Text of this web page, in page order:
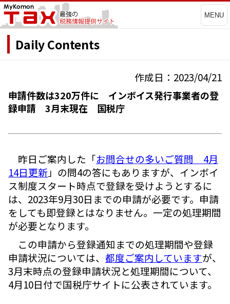
MENU
Daily Contents
作成日：2023/04/21
申請件数は320万件に インボイス発行事業者の登
録申請 3月末現在 国税庁
昨日ご案内した「お問合せの多いご質問 4月
14日更新」の問4の答にもありますが、インボイ
ス制度スタート時点で登録を受けようとするに
は、2023年9月30日までの申請が必要です。申請
をしても即登録とはなりません。一定の処理期間
が必要となります。
この申請から登録通知までの処理期間や登録
申請状況については、 都度ご案内していますが、
3月末時点の登録申請状況と処理期間について、
4月10日付で国税庁サイトに公表されています。